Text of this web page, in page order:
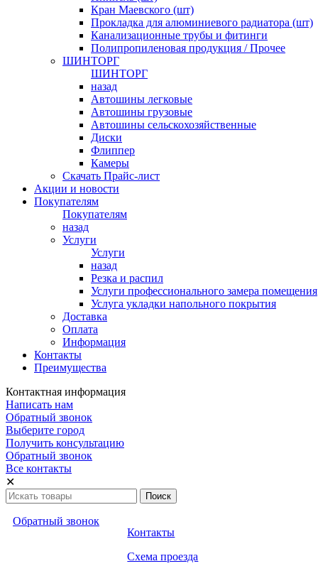
Кран Маевского (шт)
Прокладка для алюминиевого радиатора (шт)
Канализационные трубы и фитинги
Полипропиленовая продукция / Прочее
ШИНТОРГ
ШИНТОРГ
назад
Автошины легковые
Автошины грузовые
Автошины сельскохозяйственные
Диски
Флиппер
Камеры
Скачать Прайс-лист
Акции и новости
Покупателям
Покупателям
назад
Услуги
Услуги
назад
Резка и распил
Услуги профессионального замера помещения
Услуга укладки напольного покрытия
Доставка
Оплата
Информация
Контакты
Преимущества
Контактная информация
Написать нам
Обратный звонок
Выберите город
Получить консультацию
Обратный звонок
Все контакты
✕
Обратный звонок
Контакты
Схема проезда